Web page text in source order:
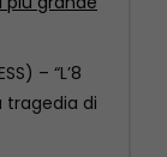
– “La